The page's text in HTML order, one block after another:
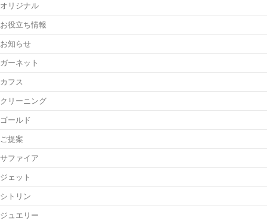
オリジナル
お役立ち情報
お知らせ
ガーネット
カフス
クリーニング
ゴールド
ご提案
サファイア
ジェット
シトリン
ジュエリー